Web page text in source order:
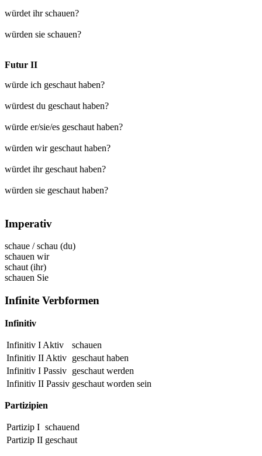
würdet ihr schauen?
würden sie schauen?
Futur II
würde ich geschaut haben?
würdest du geschaut haben?
würde er/sie/es geschaut haben?
würden wir geschaut haben?
würdet ihr geschaut haben?
würden sie geschaut haben?
Imperativ
schaue /schau (du)
schauen wir
schaut (ihr)
schauen Sie
Infinite Verbformen
Infinitiv
Infinitiv I Aktiv
schauen
Infinitiv II Aktiv geschaut haben
Infinitiv I Passiv geschaut werden
Infinitiv II Passiv geschaut worden sein
Partizipien
Partizip I schauend
Partizip II geschaut